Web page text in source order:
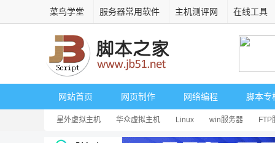
菜鸟学堂 服务器常用软件 主机测评网 在线工具
网站首页 网页制作 网络编程 脚本专
星外虚拟主机 华众虚拟主机 Linux win服务器 FTP